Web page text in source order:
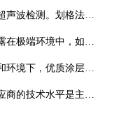
层的综合性能更
声波检测。划格法简
确，适用于实验室
在极端环境中，如高
面处理或重新涂
环境下，优质涂层可
3年。定期维护可显
商的技术水平是主要
加成本，但能提供